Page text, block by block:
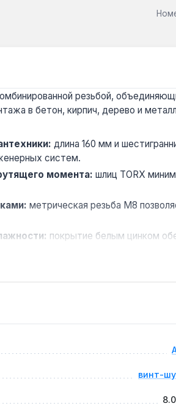
резьбой,
в бетон, кирпич, дерево и
длина 160 мм и
систем.
момента: шлиц TORX
метрическая резьба M8
покрытие белым цинком
и инженерного
обеспечивает надёжноевинт-